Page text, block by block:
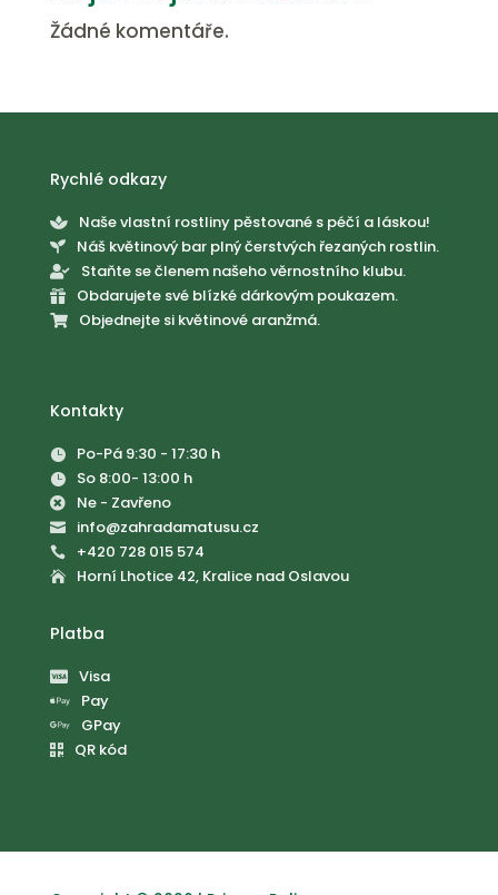
Žádné komentáře.
Rychlé odkazy
 Naše vlastní rostliny pěstované s péčí a láskou!
 Náš květinový bar plný čerstvých řezaných rostlin.
 Staňte se členem našeho věrnostního klubu.
 Obdarujete své blízké dárkovým poukazem.
 Objednejte si květinové aranžmá.
Kontakty
 Po-Pá 9:30 - 17:30 h
 So 8:00- 13:00 h
 Ne - Zavřeno
 info@zahradamatusu.cz
 +420 728 015 574
 Horní Lhotice 42, Kralice nad Oslavou
Platba
 Visa
 Pay
 GPay
 QR kód